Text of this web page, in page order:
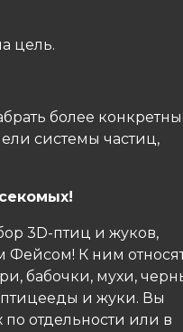
цель.
более
системы частиц,
3D-птиц и жуков,
Фейсом! К ним
бабочки, мухи,
и жуки. Вы
отдельности или в